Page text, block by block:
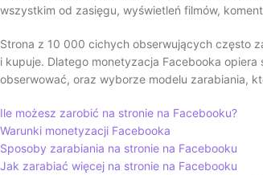
wszystkim od zasięgu, wyświetleń filmów,
Strona z 10 000 cichych obserwujących często
i kupuje. Dlatego monetyzacja Facebooka
obserwować, oraz wyborze modelu zarabiania,
Ile możesz zarobić na stronie na Facebooku?
Warunki monetyzacji Facebooka
Sposoby zarabiania na stronie na Facebooku
Jak zarabiać więcej na stronie na Facebooku